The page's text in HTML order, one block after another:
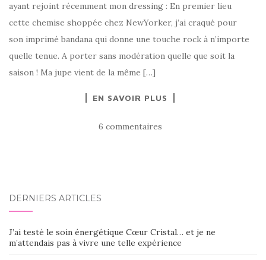
ayant rejoint récemment mon dressing : En premier lieu
cette chemise shoppée chez NewYorker, j’ai craqué pour
son imprimé bandana qui donne une touche rock à n’importe
quelle tenue. A porter sans modération quelle que soit la
saison ! Ma jupe vient de la même […]
EN SAVOIR PLUS
6 commentaires
DERNIERS ARTICLES
J’ai testé le soin énergétique Cœur Cristal… et je ne
m’attendais pas à vivre une telle expérience